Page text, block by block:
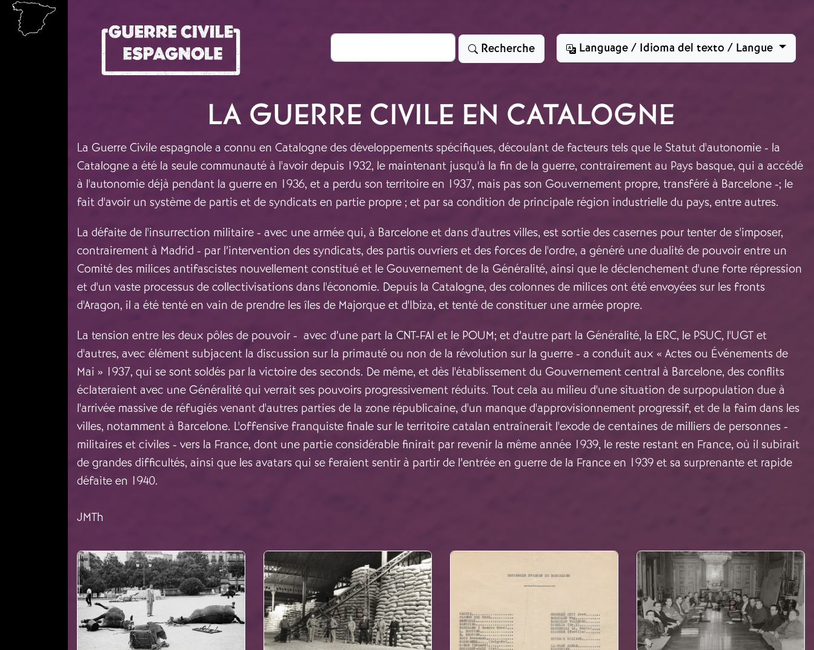
Aller au contenu principal
Rechercher Recherche Language / Idioma del texto / Langue
LA GUERRE CIVILE EN CATALOGNE
La Guerre Civile espagnole a connu en Catalogne des développements spécifiques, découlant de facteurs tels que le Statut d'autonomie - la
Catalogne a été la seule communauté à l'avoir depuis 1932, le maintenant jusqu'à la fin de la guerre, contrairement au Pays basque, qui a accédé
à l'autonomie déjà pendant la guerre en 1936, et a perdu son territoire en 1937, mais pas son Gouvernement propre, transféré à Barcelone -; le
fait d'avoir un système de partis et de syndicats en partie propre ; et par sa condition de principale région industrielle du pays, entre autres.
La défaite de l'insurrection militaire - avec une armée qui, à Barcelone et dans d'autres villes, est sortie des casernes pour tenter de s'imposer,
contrairement à Madrid - par l’intervention des syndicats, des partis ouvriers et des forces de l'ordre, a généré une dualité de pouvoir entre un
Comité des milices antifascistes nouvellement constitué et le Gouvernement de la Généralité, ainsi que le déclenchement d'une forte répression
et d'un vaste processus de collectivisations dans l'économie. Depuis la Catalogne, des colonnes de milices ont été envoyées sur les fronts
d'Aragon, il a été tenté en vain de prendre les îles de Majorque et d'Ibiza, et tenté de constituer une armée propre.
La tension entre les deux pôles de pouvoir - avec d’une part la CNT-FAI et le POUM; et d’autre part la Généralité, la ERC, le PSUC, l'UGT et
d'autres, avec élément subjacent la discussion sur la primauté ou non de la révolution sur la guerre - a conduit aux « Actes ou Événements de
Mai » 1937, qui se sont soldés par la victoire des seconds. De même, et dès l'établissement du Gouvernement central à Barcelone, des conflits
éclateraient avec une Généralité qui verrait ses pouvoirs progressivement réduits. Tout cela au milieu d'une situation de surpopulation due à
l'arrivée massive de réfugiés venant d'autres parties de la zone républicaine, d'un manque d'approvisionnement progressif, et de la faim dans les
villes, notamment à Barcelone. L'offensive franquiste finale sur le territoire catalan entraînerait l'exode de centaines de milliers de personnes -
militaires et civiles - vers la France, dont une partie considérable finirait par revenir la même année 1939, le reste restant en France, où il subirait
de grandes difficultés, ainsi que les avatars qui se feraient sentir à partir de l’entrée en guerre de la France en 1939 et sa surprenante et rapide
défaite en 1940.
JMTh